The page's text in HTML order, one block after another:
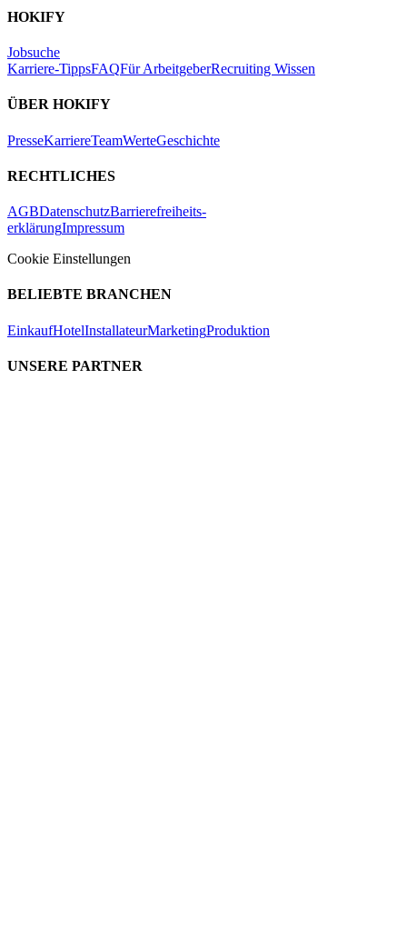
HOKIFY
Jobsuche
Karriere-TippsFAQFür ArbeitgeberRecruiting Wissen
ÜBER HOKIFY
PresseKarriereTeamWerteGeschichte
RECHTLICHES
AGBDatenschutzBarrierefreiheits-
erklärungImpressum
Cookie Einstellungen
BELIEBTE BRANCHEN
EinkaufHotelInstallateurMarketingProduktion
UNSERE PARTNER